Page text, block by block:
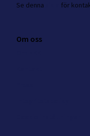
Se denna för
Om oss